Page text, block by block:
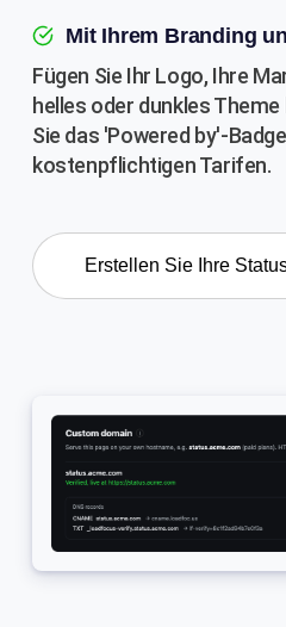
Mit Ihrem Branding
Fügen Sie Ihr Logo, Ihre
helles oder dunkles
Sie das 'Powered by'-
kostenpflichtigen Tarifen.
Erstellen Sie Ihre